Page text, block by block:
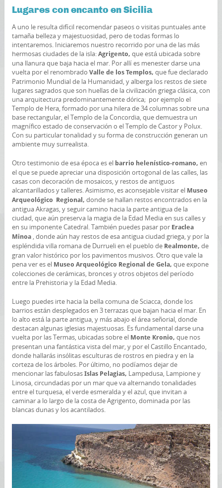
Lugares con encanto en Sicilia
A uno le resulta difícil recomendar paseos o visitas puntuales ante
tamaña belleza y majestuosidad, pero de todas formas lo
intentaremos. Iniciaremos nuestro recorrido por una de las más
hermosas ciudades de la isla: Agrigento, que está ubicada sobre
una llanura que baja hacia el mar. Por allí es menester darse una
vuelta por el renombrado Valle de los Templos, que fue declarado
Patrimonio Mundial de la Humanidad, y alberga los restos de siete
lugares sagrados que son huellas de la civilización griega clásica, con
una arquitectura predominantemente dórica; por ejemplo el
Templo de Hera, formado por una hilera de 34 columnas sobre una
base rectangular, el Templo de la Concordia, que demuestra un
magnífico estado de conservación o el Templo de Castor y Polux.
Con su particular tonalidad y su forma de construcción generan un
ambiente muy surrealista.
Otro testimonio de esa época es el barrio helenístico-romano, en
el que se puede apreciar una disposición ortogonal de las calles, las
casas con decoración de mosaicos, y restos de antiguos
alcantarillados y talleres. Asimismo, es aconsejable visitar el Museo
Arqueológico Regional, donde se hallan restos encontrados en la
antigua Akragas, y seguir camino hacia la parte antigua de la
ciudad, que aún preserva la magia de la Edad Media en sus calles y
en su imponente Catedral. También puedes pasar por Eraclea
Minoa , donde aún hay restos de esa antigua ciudad griega, y por la
espléndida villa romana de Durrueli en el pueblo de Realmonte, de
gran valor histórico por los pavimentos musivos. Otro que vale la
pena ver es el Museo Arqueológico Regional de Gela, que expone
colecciones de cerámicas, bronces y otros objetos del período
entre la Prehistoria y la Edad Media.
Luego puedes irte hacia la bella comuna de Sciacca, donde los
barrios están desplegados en 3 terrazas que bajan hacia el mar. En
lo alto está la parte antigua, y más abajo el área señorial, donde
destacan algunas iglesias majestuosas. Es fundamental darse una
vuelta por las Termas, ubicadas sobre el Monte Kronio, que nos
presentan una fantástica vista del mar, y por el Castillo Encantado,
donde hallarás insólitas esculturas de rostros en piedra y en la
corteza de los árboles. Por último, no podíamos dejar de
mencionar las fabulosas Islas Pelagias, Lampedusa, Lampione y
Linosa, circundadas por un mar que va alternando tonalidades
entre el turquesa, el verde esmeralda y el azul, que invitan a
caminar a lo largo de la costa de Agrigento, dominada por las
blancas dunas y los acantilados.